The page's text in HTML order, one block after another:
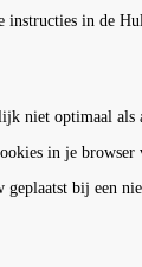
instructies in de
niet optimaal als
in je
geplaatst bij een